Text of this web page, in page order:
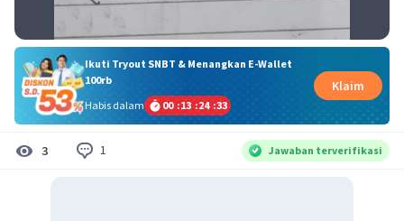
Ikuti Tryout SNBT & Menangkan E-Wallet
100rb
Habis dalam
00 :13 :24 :33
Klaim
3 1 Jawaban terverifikasi